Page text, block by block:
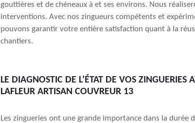
gouttières et de chéneaux à et ses environs. Nous
interventions. Avec nos zingueurs compétents et
pouvons garantir votre entière satisfaction quant à la
chantiers.
LE DIAGNOSTIC DE L’ÉTAT DE VOS ZINGUERIES
LAFLEUR ARTISAN COUVREUR 13
Les zingueries ont une grande importance dans la durée